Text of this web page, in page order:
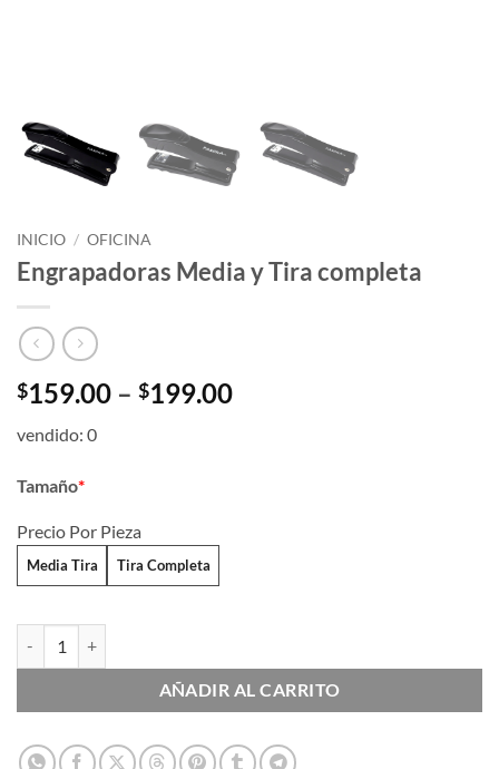
INICIO / OFICINA
Engrapadoras Media y Tira completa
$159.00 – $199.00Price
vendido: 0
*
Tamaño
Precio Por Pieza
Media Tira Tira Completa
AÑADIR AL CARRITO